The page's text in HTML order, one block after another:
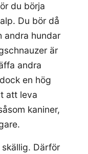
du börja
Du bör då
andra hundar
är
andra
en hög
att leva
kaniner,
Därför